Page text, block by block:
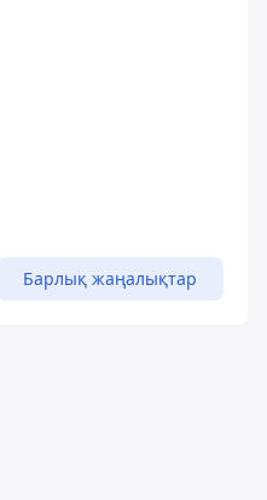
Барлық жаңалықтар